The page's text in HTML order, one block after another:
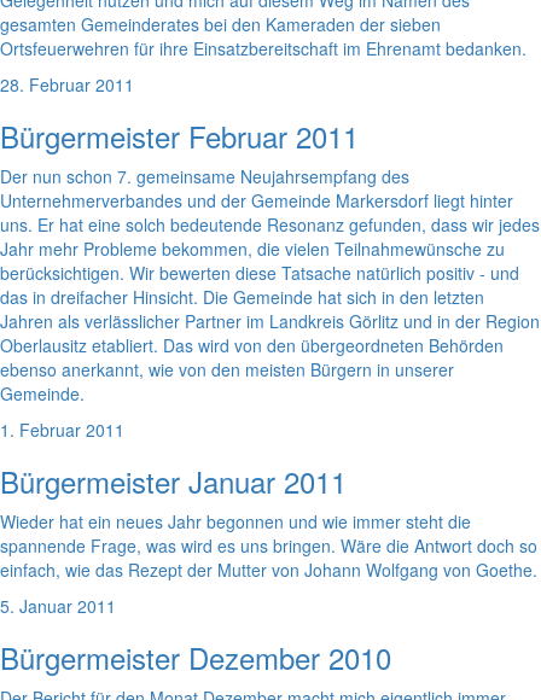
gesamten Gemeinderates bei den Kameraden der sieben
Ortsfeuerwehren für ihre Einsatzbereitschaft im Ehrenamt bedanken.
28. Februar 2011
Bürgermeister Februar 2011
Der nun schon 7. gemeinsame Neujahrsempfang des
Unternehmerverbandes und der Gemeinde Markersdorf liegt hinter
uns. Er hat eine solch bedeutende Resonanz gefunden, dass wir jedes
Jahr mehr Probleme bekommen, die vielen Teilnahmewünsche zu
berücksichtigen. Wir bewerten diese Tatsache natürlich positiv - und
das in dreifacher Hinsicht. Die Gemeinde hat sich in den letzten
Jahren als verlässlicher Partner im Landkreis Görlitz und in der Region
Oberlausitz etabliert. Das wird von den übergeordneten Behörden
ebenso anerkannt, wie von den meisten Bürgern in unserer
Gemeinde.
1. Februar 2011
Bürgermeister Januar 2011
Wieder hat ein neues Jahr begonnen und wie immer steht die
spannende Frage, was wird es uns bringen. Wäre die Antwort doch so
einfach, wie das Rezept der Mutter von Johann Wolfgang von Goethe.
5. Januar 2011
Bürgermeister Dezember 2010